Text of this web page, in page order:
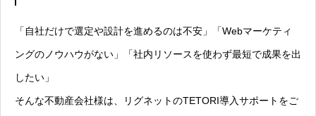
「自社だけで選定や設計を進めるのは不安」「Webマーケティ
ングのノウハウがない」「社内リソースを使わず最短で成果を出
したい」
そんな不動産会社様は、リグネットのTETORI導入サポートをご